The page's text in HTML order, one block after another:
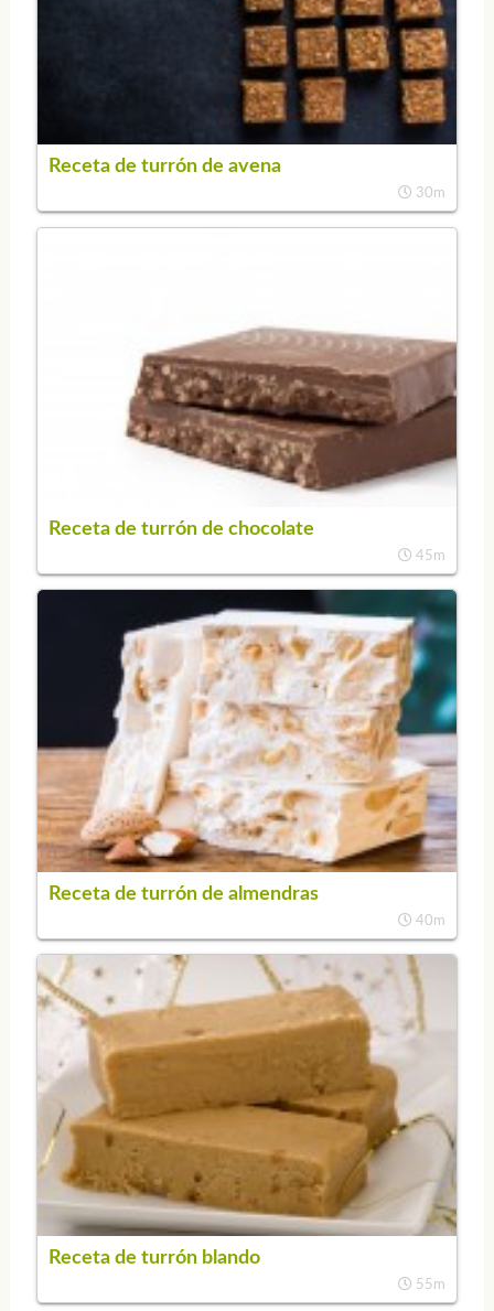
Receta de turrón de avena
30m
Receta de turrón de chocolate
45m
Receta de turrón de almendras
40m
Receta de turrón blando
55m